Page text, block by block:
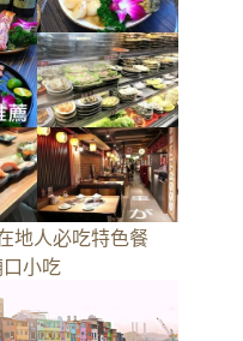
地人必吃特色餐
小吃